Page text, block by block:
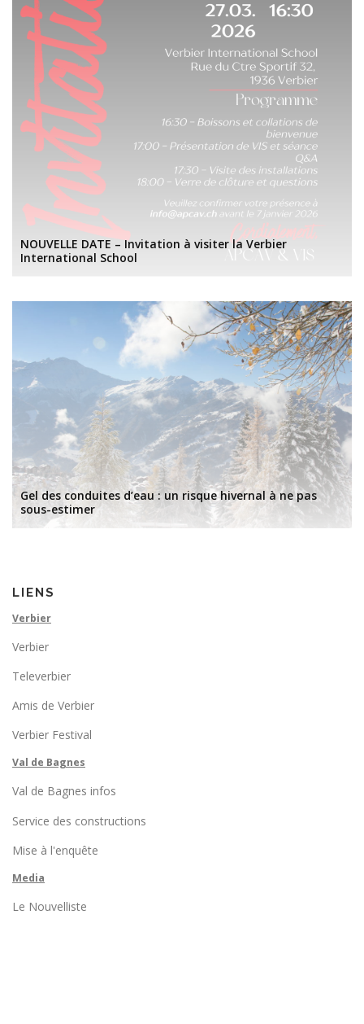
NOUVELLE DATE – Invitation à visiter la Verbier
International School
Gel des conduites d’eau : un risque hivernal à ne pas
sous-estimer
LIENS
Verbier
Verbier
Televerbier
Amis de Verbier
Verbier Festival
Val de Bagnes
Val de Bagnes infos
Service des constructions
Mise à l'enquête
Media
Le Nouvelliste